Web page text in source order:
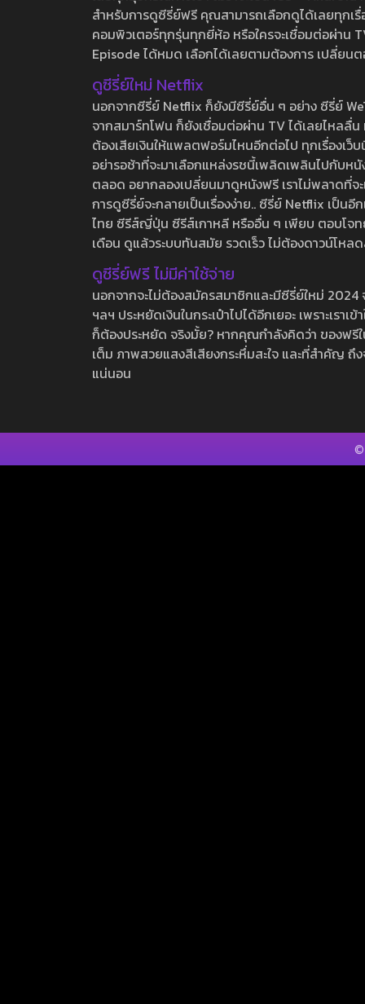
สำหรับการดูซีรี่ย์ฟรี คุณสามารถเลือกดูได้เลยทุกเ
คอมพิวเตอร์ทุกรุ่นทุกยี่ห้อ หรือใครจะเชื่อมต่อผ่าน
Episode ได้หมด เลือกได้เลยตามต้องการ เปลี่ยน
ดูซีรี่ย์ใหม่ Netflix
นอกจากซีรี่ย์ Netflix ก็ยังมีซีรี่ย์อื่น ๆ อย่าง ซีรี่ย์
จากสมาร์ทโฟน ก็ยังเชื่อมต่อผ่าน TV ได้เลยไหลลื่
ต้องเสียเงินให้แพลตฟอร์มไหนอีกต่อไป ทุกเรื่องเว็
อย่ารอช้าที่จะมาเลือกแหล่งรชนี้เพลิดเพลินไปกับห
ตลอด อยากลองเปลี่ยนมาดูหนังฟรี เราไม่พลาดที่
การดูซีรี่ย์จะกลายเป็นเรื่องง่าย.. ซีรี่ย์ Netflix เป็น
ไทย ซีรีส์ญี่ปุ่น ซีรีส์เกาหลี หรืออื่น ๆ เพียบ ตอบโจท
เดือน ดูแล้วระบบทันสมัย รวดเร็ว ไม่ต้องดาวน์โห
ดูซีรี่ย์ฟรี ไม่มีค่าใช้จ่าย
นอกจากจะไม่ต้องสมัครสมาชิกและมีซีรี่ย์ใหม่
ฯลฯ ประหยัดเงินในกระเป๋าไปได้อีกเยอะ เพราะเร
ก็ต้องประหยัด จริงมั้ย? หากคุณกำลังคิดว่า ของฟ
เต็ม ภาพสวยแสงสีเสียงกระหึ่มสะใจ และที่สำคัญ
แน่นอน
©